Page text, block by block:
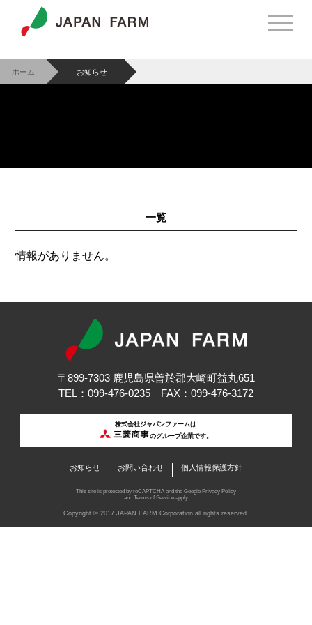
ホーム お知らせ
一覧
情報がありません。
〒899-7303 鹿児島県曽於郡大崎町益丸651
TEL：099-476-0235 FAX：099-476-3172
株式会社ジャパンファームは
のグループ企業です。
お知らせ お問い合わせ 個人情報保護方針
This site is protected by reCAPTCHA and the Google Privacy Policy
and Terms of Serviceapply.
Copyright © 2017 JAPAN FARM Corporation all rights reserved.